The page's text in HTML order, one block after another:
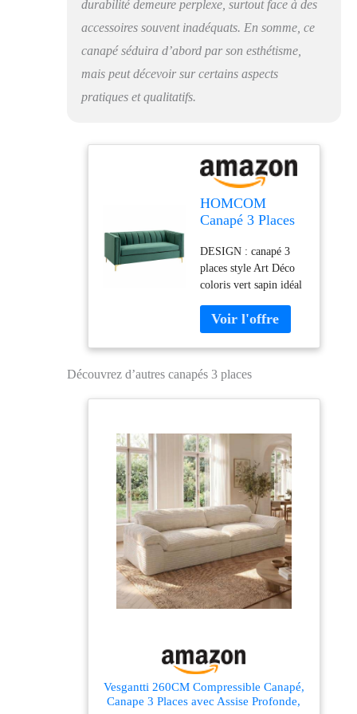
Kg (150 Kg par place)
MONTAGE FACILE
POUR
INSTALLATION
dim. totales 181L x 86l
x 78H cm - Dim.
assise : 151L x 58,5l x
52H cm - Épaisseur
Dim. accoudoirs : 86L
x 15,5l x 78H cm
durabilité demeure perplexe, surtout face à des
accessoires souvent inadéquats. En somme, ce
canapé séduira d’abord par son esthétisme,
mais peut décevoir sur certains aspects
pratiques et qualitatifs.
HOMCOM
Canapé 3 Places
piètement Acier
doré revêtement
Velours Vert
Sapin
DESIGN : canapé 3
places style Art Déco
coloris vert sapin idéal
touche supplémentaire
de raffinement à votre
intérieur - Belles lignes
droites avec tapissage
en velours coutures
apparentes et piètement
confèrent une texture
et un effet visuel
sophistiqué GRAND
CONFORT
D'UTILISATION :
canapé de salon 3
places en revêtement
aspect velours 100 %
polyester haute densité
(250 g/m²) très
perméable à l'air et très
condition : chaleur ou
fraicheur - Épais
garnissage mousse
haute densité de l'assise
Découvrez d’autres canapés 3 places
Vesgantti 260CM Compressible Canapé,
Canape 3 Places avec Assise Profonde,